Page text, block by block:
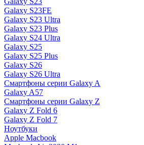
Galaxy S23FE
Galaxy S23 Ultra
Galaxy S23 Plus
Galaxy S24 Ultra
Galaxy S25
Galaxy S25 Plus
Galaxy S26
Galaxy S26 Ultra
Смартфоны серии Galaxy A
Galaxy A57
Смартфоны серии Galaxy Z
Galaxy Z Fold 6
Galaxy Z Fold 7
Ноутбуки
Apple Macbook